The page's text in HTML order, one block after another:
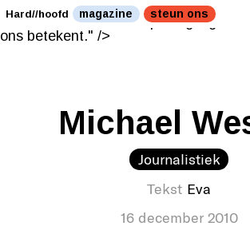
Een antropoloog legt uit wat Youtube
betekent." />Een antropoloog legt uit
ons betekent." />
Hard//hoofd magazine steun ons
Michael
Journalistiek
Tekst Eva
16 december 2010